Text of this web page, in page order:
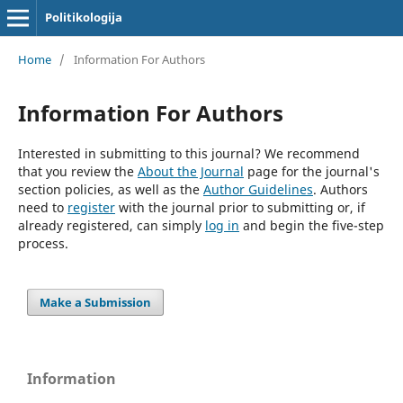
Politikologija
Home / Information For Authors
Information For Authors
Interested in submitting to this journal? We recommend
that you review the About the Journal page for the journal's
section policies, as well as the Author Guidelines. Authors
need to registerwith the journal prior to submitting or, if
already registered, can simply log in and begin the five-step
process.
Make a Submission
Information